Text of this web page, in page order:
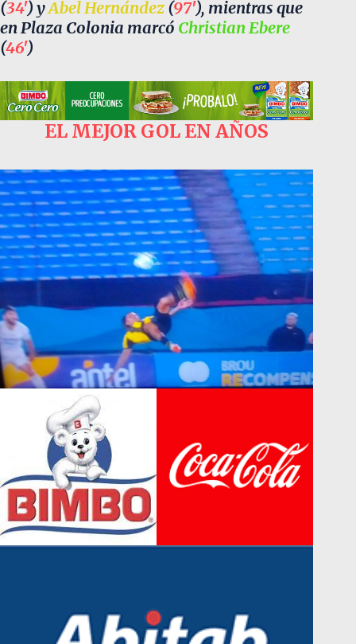
(34′) yAbel Hernández(97′), mientras que
en Plaza Colonia marcó Christian Ebere
(46′)
EL MEJOR GOL EN AÑOS